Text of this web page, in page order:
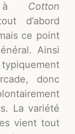
à Cotton
d’abord
ce point
Ainsi
donc
La variété
vient tout